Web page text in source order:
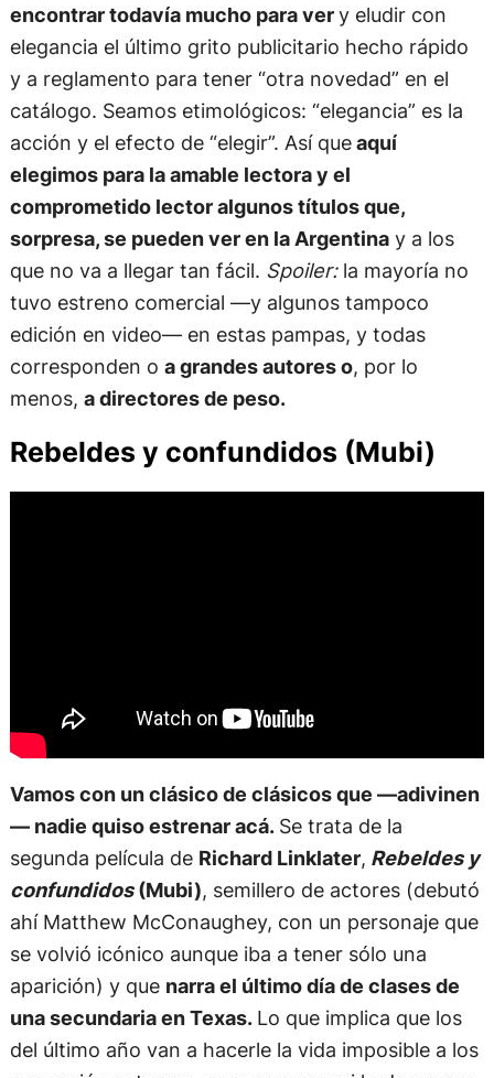
encontrar todavía mucho para very eludir con
elegancia el último grito publicitario hecho rápido
y a reglamento para tener “otra novedad” en el
catálogo. Seamos etimológicos: “elegancia” es la
acción y el efecto de “elegir”. Así queaquí
elegimos para la amable lectora y el
comprometido lector algunos títulos que,
sorpresa, se pueden ver en la Argentinay a los
que no va a llegar tan fácil. Spoiler:la mayoría no
tuvo estreno comercial —y algunos tampoco
edición en video— en estas pampas, y todas
corresponden o a grandes autores o, por lo
menos, a directores de peso.
Rebeldes y confundidos (Mubi)
Vamos con un clásico de clásicos que —adivinen
— nadie quiso estrenar acá. Se trata de la
segunda película de Richard Linklater, Rebeldes y
confundidos(Mubi), semillero de actores (debutó
ahí Matthew McConaughey, con un personaje que
se volvió icónico aunque iba a tener sólo una
aparición) y que narra el último día de clases de
una secundaria en Texas. Lo que implica que los
del último año van a hacerle la vida imposible a los